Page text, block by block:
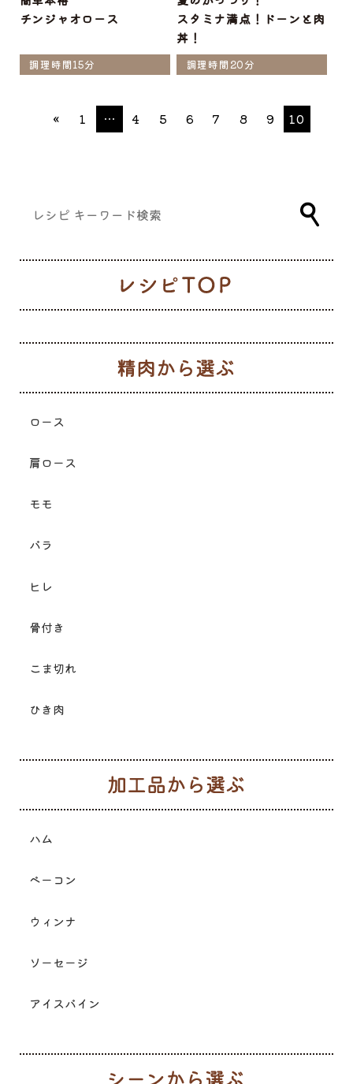
チンジャオロース
調理時間15分
スタミナ満点！ドーンと肉
丼！
調理時間20分
« 1 … 4 5 6 7 8 9 10
ロース
肩ロース
モモ
バラ
ヒレ
骨付き
こま切れ
ひき肉
ハム
ベーコン
ウィンナ
ソーセージ
アイスバイン